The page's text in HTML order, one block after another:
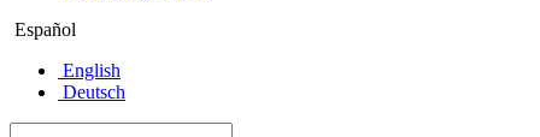
Español
English
Deutsch